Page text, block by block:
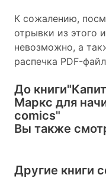
К сожалению,
отрывки из этого
невозможно, а
распечка PDF-
До книги
Маркс для
comics"
Вы также
Другие книги